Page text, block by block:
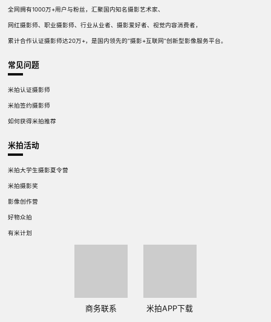
全网拥有1000万+用户与粉丝，汇聚国内知名摄影艺术家、
网红摄影师、职业摄影师、行业从业者、摄影爱好者、视觉内容消费者，
累计合作认证摄影师达20万+，是国内领先的“摄影+互联网”创新型影像服务平台。
常见问题
米拍认证摄影师
米拍签约摄影师
如何获得米拍推荐
米拍活动
米拍大学生摄影夏令营
米拍摄影奖
影像创作营
好物众拍
有米计划
商务联系 米拍APP下载